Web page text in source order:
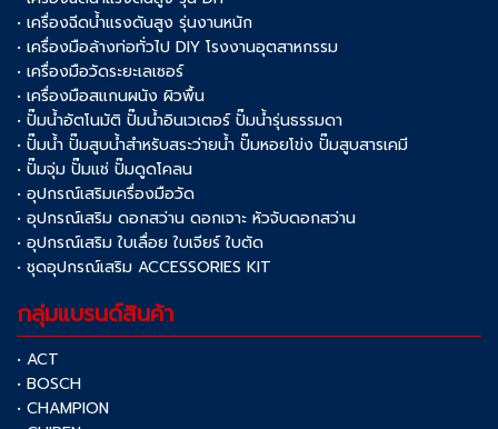
• เครื่องฉีดน้ำแรงดันสูง รุ่นงานหนัก
• เครื่องมือล้างท่อทั่วไป DIY โรงงานอุตสาหกรรม
• เครื่องมือวัดระยะเลเซอร์
• เครื่องมือสแกนผนัง ผิวพื้น
• ปั๊มน้ำอัตโนมัติ ปั๊มน้ำอินเวเตอร์ ปั๊มน้ำรุ่นธรรมดา
• ปั๊มน้ำ ปั๊มสูบน้ำสำหรับสระว่ายน้ำ ปั๊มหอยโข่ง ปั๊มสูบสารเคมี
• ปั๊มจุ่ม ปั๊มแช่ ปั๊มดูดโคลน
• อุปกรณ์เสริมเครื่องมือวัด
• อุปกรณ์เสริม ดอกสว่าน ดอกเจาะ หัวจับดอกสว่าน
• อุปกรณ์เสริม ใบเลื่อย ใบเจียร์ ใบตัด
• ชุดอุปกรณ์เสริม ACCESSORIES KIT
กลุ่มแบรนด์สินค้า
• ACT
• BOSCH
• CHAMPION